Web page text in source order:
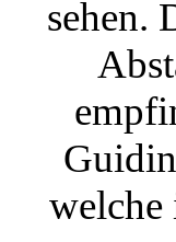
sehen.
welche